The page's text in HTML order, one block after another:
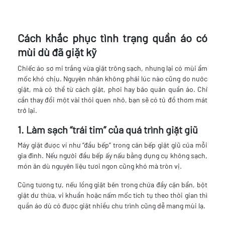
Cách khắc phục tình trạng quần áo có
mùi dù đã giặt kỹ
Chiếc áo sơ mi trắng vừa giặt trông sạch, nhưng lại có mùi ẩm
mốc khó chịu. Nguyên nhân không phải lúc nào cũng do nước
giặt, mà có thể từ cách giặt, phơi hay bảo quản quần áo. Chỉ
cần thay đổi một vài thói quen nhỏ, bạn sẽ có tủ đồ thơm mát
trở lại.
1. Làm sạch “trái tim” của quá trình giặt giũ
Máy giặt được ví như “đầu bếp” trong căn bếp giặt giũ của mỗi
gia đình. Nếu người đầu bếp ấy nấu bằng dụng cụ không sạch,
món ăn dù nguyên liệu tươi ngon cũng khó mà tròn vị.
Cũng tương tự, nếu lồng giặt bên trong chứa đầy cặn bẩn, bột
giặt dư thừa, vi khuẩn hoặc nấm mốc tích tụ theo thời gian thì
quần áo dù có được giặt nhiều chu trình cũng dễ mang mùi lạ.